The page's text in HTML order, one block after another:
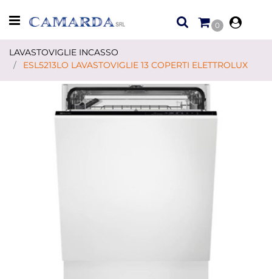
Open menu
0
LAVASTOVIGLIE INCASSO
ESL5213LO LAVASTOVIGLIE 13 COPERTI ELETTROLUX